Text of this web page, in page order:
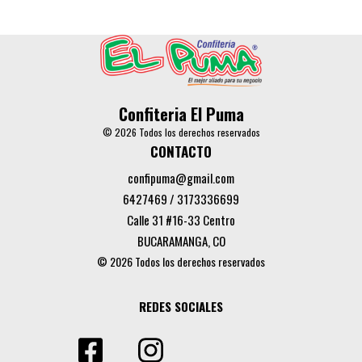
Confiteria El Puma
© 2026 Todos los derechos reservados
CONTACTO
confipuma@gmail.com
6427469 / 3173336699
Calle 31 #16-33 Centro
BUCARAMANGA, CO
© 2026 Todos los derechos reservados
REDES SOCIALES